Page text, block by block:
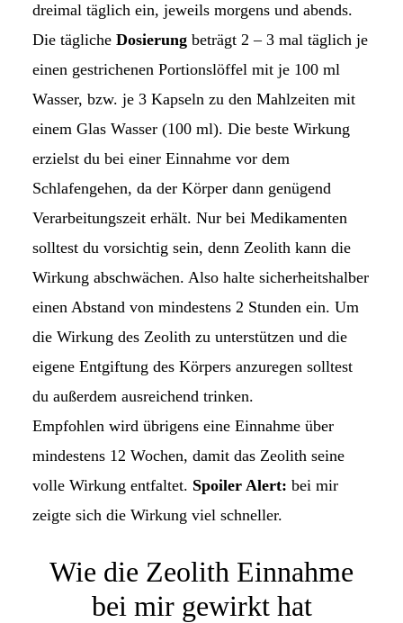
dreimal täglich ein, jeweils morgens und abends.
Die tägliche Dosierungbeträgt 2 – 3 mal täglich je
einen gestrichenen Portionslöffel mit je 100 ml
Wasser, bzw. je 3 Kapseln zu den Mahlzeiten mit
einem Glas Wasser (100 ml). Die beste Wirkung
erzielst du bei einer Einnahme vor dem
Schlafengehen, da der Körper dann genügend
Verarbeitungszeit erhält. Nur bei Medikamenten
solltest du vorsichtig sein, denn Zeolith kann die
Wirkung abschwächen. Also halte sicherheitshalber
einen Abstand von mindestens 2 Stunden ein. Um
die Wirkung des Zeolith zu unterstützen und die
eigene Entgiftung des Körpers anzuregen solltest
du außerdem ausreichend trinken.
Empfohlen wird übrigens eine Einnahme über
mindestens 12 Wochen, damit das Zeolith seine
volle Wirkung entfaltet. Spoiler Alert: bei mir
zeigte sich die Wirkung viel schneller.
Wie die Zeolith Einnahme
bei mir gewirkt hat